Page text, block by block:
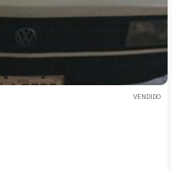
VENDIDO